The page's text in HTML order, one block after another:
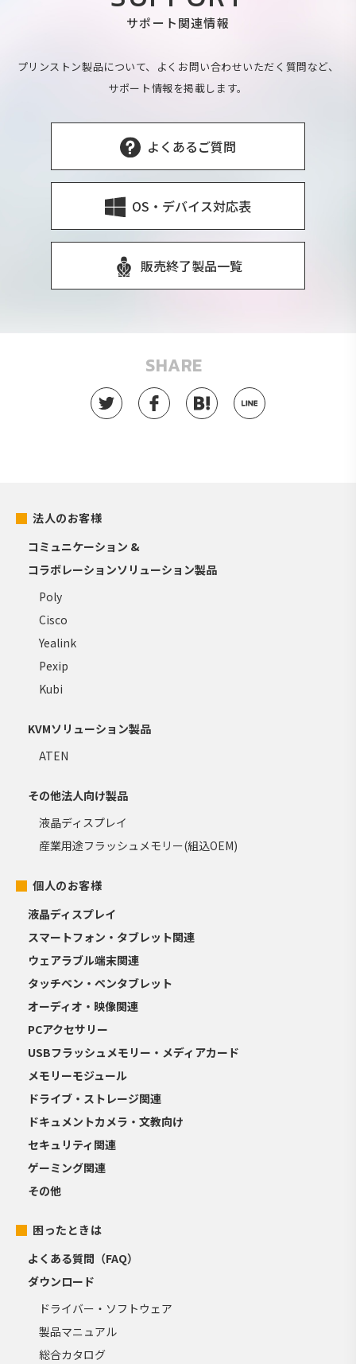
サポート関連情報
プリンストン製品について、よくお問い合わせいただく質問など、
サポート情報を掲載します。
よくあるご質問
OS・デバイス対応表
販売終了製品一覧
SHARE
法人のお客様
コミュニケーション &
コラボレーションソリューション製品
Poly
Cisco
Yealink
Pexip
Kubi
KVMソリューション製品
ATEN
その他法人向け製品
液晶ディスプレイ
産業用途フラッシュメモリー(組込OEM)
個人のお客様
液晶ディスプレイ
スマートフォン・タブレット関連
ウェアラブル端末関連
タッチペン・ペンタブレット
オーディオ・映像関連
PCアクセサリー
USBフラッシュメモリー・メディアカード
メモリーモジュール
ドライブ・ストレージ関連
ドキュメントカメラ・文教向け
セキュリティ関連
ゲーミング関連
その他
困ったときは
よくある質問（FAQ）
ダウンロード
ドライバー・ソフトウェア
製品マニュアル
総合カタログ